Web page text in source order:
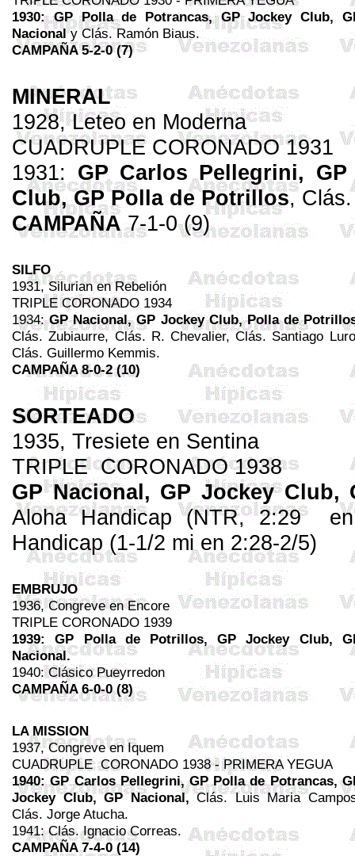
1930: GP Polla de Potrancas, GP Jockey Club,
Nacionaly Clás. Ramón Biaus.
CAMPAÑA 5-2-0 (7)
MINERAL
1928, Leteo en Moderna
CUADRUPLE CORONADO 1931
1931: GP CarlosPellegrini, GP
Club, GP Polla de Potrillos,
CAMPAÑA7-1-0 (9)
SILFO
1931,Silurianen Rebelión
TRIPLE CORONADO 1934
1934:GP Nacional, GP Jockey Club, Polla de
Clás.Zubiaurre, Clás. R. Chevalier, Clás. Santiago Luro
Clás. Guillermo Kemmis.
CAMPAÑA 8-0-2 (10)
SORTEADO
1935,Tresiete en Sentina
TRIPLE CORONADO 1938
GP Nacional, GP Jockey
Aloha Handicap(NTR, 2:29
Handicap (1-1/2 mi en 2:28-2/5)
EMBRUJO
1936, Congreve enEncore
TRIPLE CORONADO 1939
1939: GP Polla de Potrillos, GP Jockey Club,
Nacional.
1940: ClásicoPueyrredon
CAMPAÑA 6-0-0 (8)
LA MISSION
1937, Congreve enIquem
CUADRUPLE CORONADO 1938 - PRIMERA YEGUA
1940: GP CarlosPellegrini, GP Polla de Potrancas,
Jockey Club, GP Nacional,Clás.LuisMaria
Clás. JorgeAtucha.
1941: Clás. Ignacio Correas.
CAMPAÑA 7-4-0 (14)